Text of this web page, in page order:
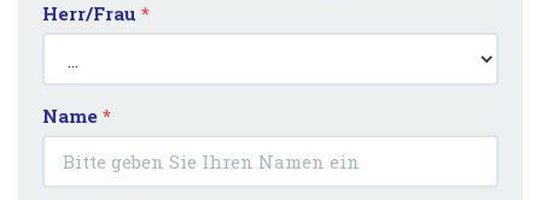
Herr/Frau *
Name *